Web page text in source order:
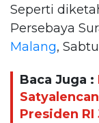
Seperti
Persebaya
Malang,
Baca Juga :
Presiden